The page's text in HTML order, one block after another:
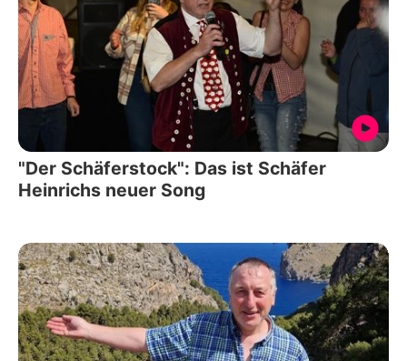
"Der Schäferstock": Das ist Schäfer
Heinrichs neuer Song